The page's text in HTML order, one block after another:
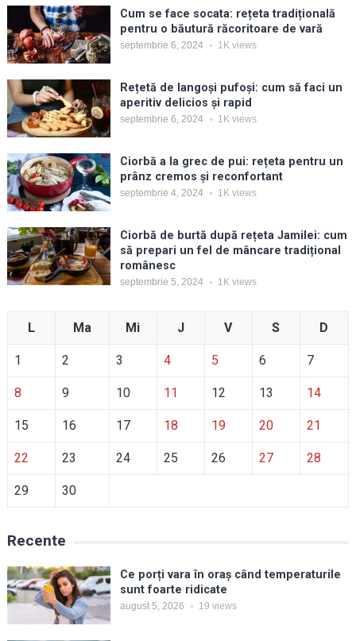
Cum se face socata: rețeta tradițională
pentru o băutură răcoritoare de vară
septembrie 6, 2024 1Kviews
Rețetă de langoși pufoși: cum să faci un
aperitiv delicios și rapid
septembrie 6, 2024 1Kviews
Ciorbă a la grec de pui: rețeta pentru un
prânz cremos și reconfortant
septembrie 4, 2024 1Kviews
Ciorbă de burtă după rețeta Jamilei: cum
să prepari un fel de mâncare tradițional
românesc
septembrie 5, 2024 1Kviews
L Ma Mi J V S D
1 2 3 4 5 6 7
8 9 10 11 12 13 14
15 16 17 18 19 20 21
22 23 24 25 26 27 28
29 30
Recente
Ce porți vara în oraș când temperaturile
sunt foarte ridicate
august 5, 2026 19 views